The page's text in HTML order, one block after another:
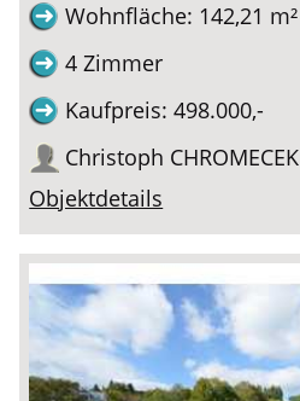
Wohnfläche: 142,21 m²
4 Zimmer
Kaufpreis: 498.000,-
Christoph CHROMECEK
Objektdetails